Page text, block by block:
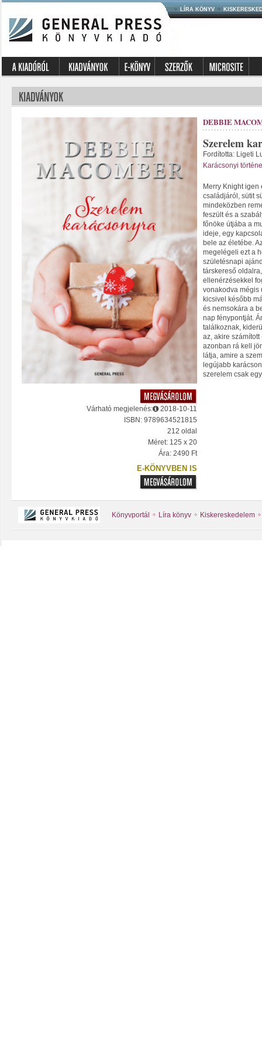
LÍRA KÖNYV
Várható megjelenés:
2018-10-11
ISBN: 9789634521815
212 oldal
Méret: 125 x 20
Ára: 2490 Ft
E-KÖNYVBEN IS
DEBBIE
Szerelem
Fordította: Ligeti
Karácsonyi
Merry Knight
családjáról, sütit
mindeközben
feszült és a
főnöke útjába a
ideje, egy
bele az életébe.
megelégeli ezt a
születésnapi
társkereső
ellenérzésekkel
vonakodva mégis
kicsivel később
és nemsokára a
nap fénypontját.
találkoznak,
az, akire
azonban rá kell
látja, amire a
legújabb
szerelem csak
Könyvportál Líra könyv Kiskereskedelem